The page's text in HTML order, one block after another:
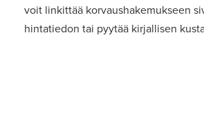
voit linkittää korvaushakemukseen
hintatiedon tai pyytää kirjallisen